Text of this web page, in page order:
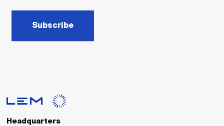
Subscribe
Headquarters